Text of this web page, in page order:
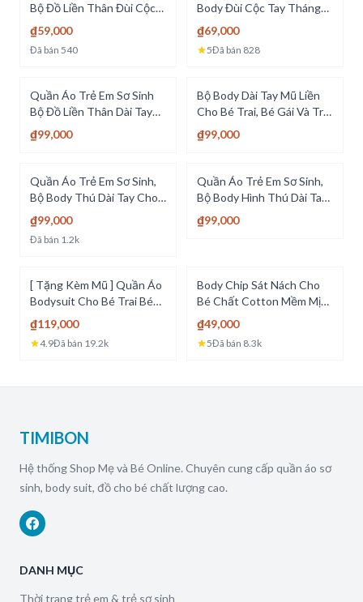
Bộ Đồ Liền Thân Đùi Cộc
Tay Chất Cotton Bodysuit
Cho Bé Trai Công Tử Soái
Ca [BDC7]
₫59,000
Đã bán 540
Body Đùi Cộc Tay Tháng
Mát Mẫu Bodysuit Cho Bé
Trai Bé Gái Và Sơ Sinh -
[BDC8]
₫69,000
5Đã bán 828
Quần Áo Trẻ Em Sơ Sinh
Bộ Đồ Liền Thân Dài Tay
Chất Cotton Body Cho Bé
Trai Bé Gái [BDD6]
₫99,000
Bộ Body Dài Tay Mũ Liền
Cho Bé Trai, Bé Gái Và Trẻ
Sơ Sinh - [BDD7]
₫99,000
Quần Áo Trẻ Em Sơ Sinh,
Bộ Body Thú Dài Tay Cho
Bé Trai, Bé Gái Chất
Cotton - [BDD8]
₫99,000
Đã bán 1.2k
Quần Áo Trẻ Em Sơ Sinh,
Bộ Body Hình Thú Dài Tay
Kèm Yếm Cho Bé Trai Bé
Gái - [BDD10]
₫99,000
[ Tặng Kèm Mũ ] Quần Áo
Bodysuit Cho Bé Trai Bé
Gái Trẻ Em Sơ Sinh Cộc
Tay Kèm Mũ - [BDC3]
₫119,000
4.9Đã bán 19.2k
Body Chip Sát Nách Cho
Bé Chất Cotton Mềm Mịn
Mẫu Bodysuit Quần Áo Sơ
Sinh Bé Trai Bé Gái Siêu
Dễ Thương - [BDCHIP1]
₫49,000
5Đã bán 8.3k
TIMIBON
Hệ thống Shop Mẹ và Bé Online. Chuyên cung cấp quần áo sơ
sinh, body suit, đồ cho bé chất lượng cao.
DANH MỤC
Thời trang trẻ em & trẻ sơ sinh